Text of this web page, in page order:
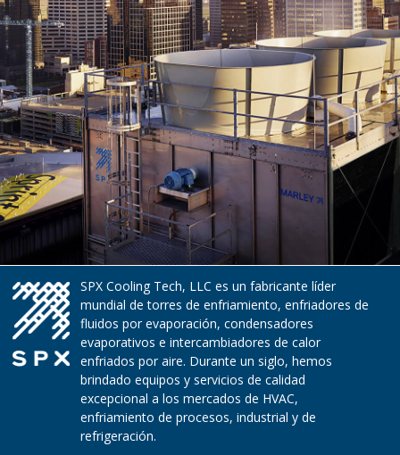
SPX Cooling Tech, LLC es un fabricante líder
mundial de torres de enfriamiento, enfriadores de
fluidos por evaporación, condensadores
evaporativos e intercambiadores de calor
enfriados por aire. Durante un siglo, hemos
brindado equipos y servicios de calidad
excepcional a los mercados de HVAC,
enfriamiento de procesos, industrial y de
refrigeración.